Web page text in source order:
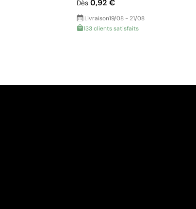
Dès0,92 €
Livraison19/08 - 21/08
133 clients satisfaits